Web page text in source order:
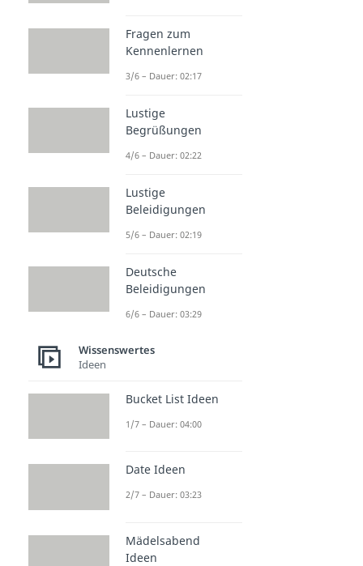
Fragen zum
Kennenlernen
3/6 – Dauer: 02:17
Lustige
Begrüßungen
4/6 – Dauer: 02:22
Lustige
Beleidigungen
5/6 – Dauer: 02:19
Deutsche
Beleidigungen
6/6 – Dauer: 03:29
Wissenswertes
Ideen
Bucket List Ideen
1/7 – Dauer: 04:00
Date Ideen
2/7 – Dauer: 03:23
Mädelsabend
Ideen